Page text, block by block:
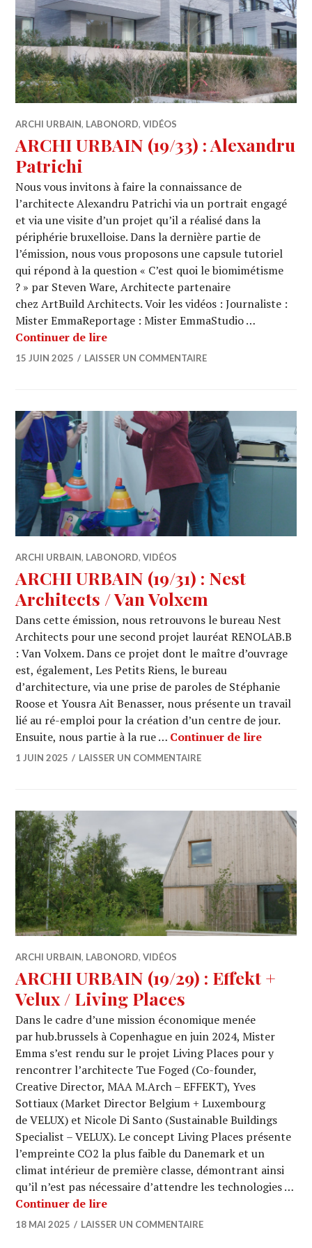
ARCHI URBAIN, LABONORD,VIDÉOS
ARCHI URBAIN (19/33) : Alexandru
Patrichi
Nous vous invitons à faire la connaissance de
l’architecte Alexandru Patrichi via un portrait engagé
et via une visite d’un projet qu’il a réalisé dans la
périphérie bruxelloise. Dans la dernière partie de
l’émission, nous vous proposons une capsule tutoriel
qui répond à la question « C’est quoi le biomimétisme
? » par Steven Ware, Architecte partenaire
chez ArtBuild Architects. Voir les vidéos : Journaliste :
Mister EmmaReportage : Mister EmmaStudio …
Continuer de lireARCHI URBAIN (19/33) : Alexandru
15 JUIN 2025 LAISSER UN COMMENTAIRE
ARCHI URBAIN, LABONORD,VIDÉOS
ARCHI URBAIN (19/31) : Nest
Architects / Van Volxem
Dans cette émission, nous retrouvons le bureau Nest
Architects pour une second projet lauréat RENOLAB.B
: Van Volxem. Dans ce projet dont le maître d’ouvrage
est, également, Les Petits Riens, le bureau
d’architecture, via une prise de paroles de Stéphanie
Roose et Yousra Ait Benasser, nous présente un travail
lié au ré-emploi pour la création d’un centre de jour.
Ensuite, nous partie à la rue … Continuer de lireARCHI
1 JUIN 2025 LAISSER UN COMMENTAIRE
ARCHI URBAIN, LABONORD,VIDÉOS
ARCHI URBAIN (19/29) : Effekt +
Velux / Living Places
Dans le cadre d’une mission économique menée
par hub.brussels à Copenhague en juin 2024, Mister
Emma s’est rendu sur le projet Living Places pour y
rencontrer l’architecte Tue Foged (Co-founder,
Creative Director, MAA M.Arch – EFFEKT), Yves
Sottiaux (Market Director Belgium + Luxembourg
de VELUX) et Nicole Di Santo (Sustainable Buildings
Specialist – VELUX). Le concept Living Places présente
l’empreinte CO2 la plus faible du Danemark et un
climat intérieur de première classe, démontrant ainsi
qu’il n’est pas nécessaire d’attendre les technologies …
Continuer de lireARCHI URBAIN (19/29) : Effekt +
18 MAI 2025 LAISSER UN COMMENTAIRE